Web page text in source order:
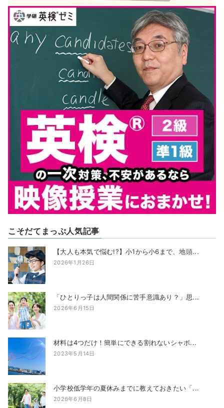
こそだてまっぷ人気記事
【大人も本気で悩む!?】小1から小6まで、地頭...
2026年1月26日
「ひとりっ子は人間関係に苦手意識あり？」思...
2026年6月15日
材料は4つだけ！簡単にできる割れないシャボ...
2023年5月14日
小学校低学年の夏休みまでに教えておきたい「...
2026年6月8日